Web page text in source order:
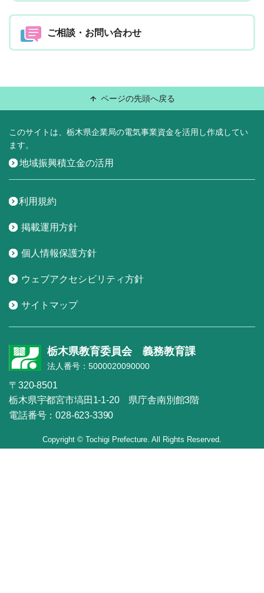
ご相談・お問い合わせ
ページの先頭へ戻る
栃木県教育委員会 義務教育課
法人番号：5000020090000
〒320-8501
栃木県宇都宮市塙田1-1-20 県庁舎南別館3階
電話番号：028-623-3390
このサイトは、栃木県企業局の電気事業資金を活用し作成してい
ます。
地域振興積立金の活用
利用規約
掲載運用方針
個人情報保護方針
ウェブアクセシビリティ方針
サイトマップ
Copyright © Tochigi Prefecture. All Rights Reserved.